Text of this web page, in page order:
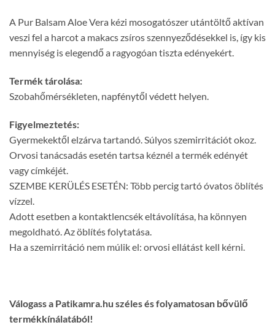
A Pur Balsam Aloe Vera kézi mosogatószer utántöltő aktívan
veszi fel a harcot a makacs zsíros szennyeződésekkel is, így kis
mennyiség is elegendő a ragyogóan tiszta edényekért.
Termék tárolása:
Szobahőmérsékleten, napfénytől védett helyen.
Figyelmeztetés:
Gyermekektől elzárva tartandó. Súlyos szemirritációt okoz.
Orvosi tanácsadás esetén tartsa kéznél a termék edényét
vagy címkéjét.
SZEMBE KERÜLÉS ESETÉN: Több percig tartó óvatos öblítés
vízzel.
Adott esetben a kontaktlencsék eltávolítása, ha könnyen
megoldható. Az öblítés folytatása.
Ha a szemirritáció nem múlik el: orvosi ellátást kell kérni.
Válogass a Patikamra.hu széles és folyamatosan bővülő
termékkínálatából!